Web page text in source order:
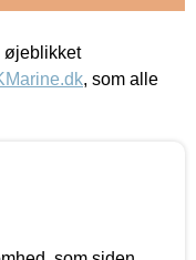
øjeblikket
, som alle